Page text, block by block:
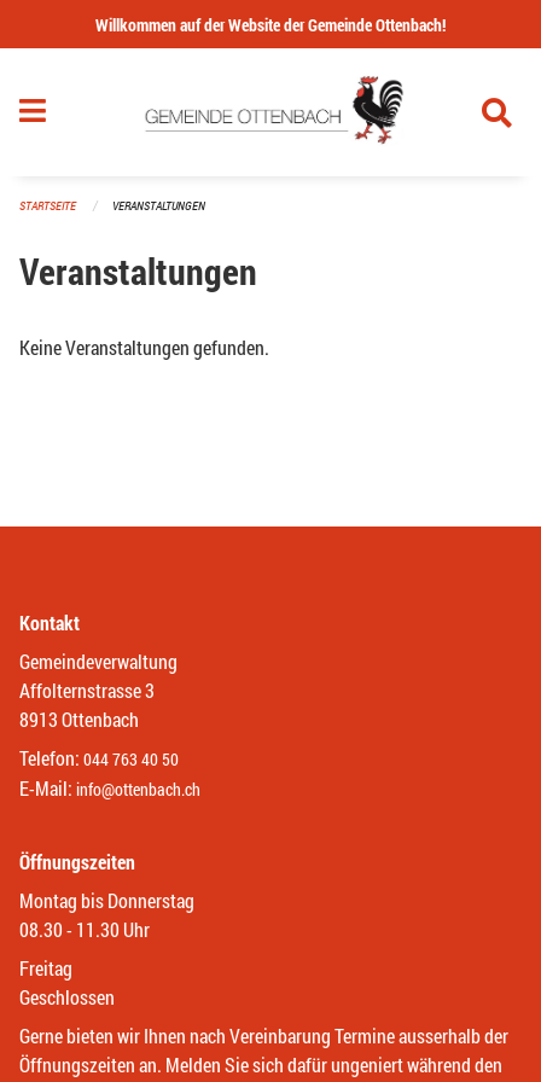
Navigation überspringen
Willkommen auf der Website der Gemeinde Ottenbach!
STARTSEITE VERANSTALTUNGEN
Veranstaltungen
Keine Veranstaltungen gefunden.
Kontakt
Gemeindeverwaltung
Affolternstrasse 3
8913 Ottenbach
Telefon: 044 763 40 50
E-Mail: info@ottenbach.ch
Öffnungszeiten
Montag bis Donnerstag
08.30 - 11.30 Uhr
Freitag
Geschlossen
Gerne bieten wir Ihnen nach Vereinbarung Termine ausserhalb der
Öffnungszeiten an. Melden Sie sich dafür ungeniert während den